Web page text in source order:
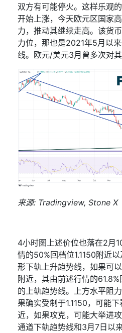
双方有可能停火。这样乐观
开始上涨，今天欧元区国家
力，推动其继续走高。该货
力位，那也是2021年5月以
线。欧元/美元3月曾多次对其
来源: Tradingview, Stone X
4小时图上述价位也落在2月
情的50%回档位1.1150附近以
形下轨上升趋势线，如果可
附近，其由前述行情的61.8%
的上轨趋势线。上方水平阻
果确实受制于1.1150，可能下
近，如果攻克，可能大举进攻
通道下轨趋势线和3月 7 日以